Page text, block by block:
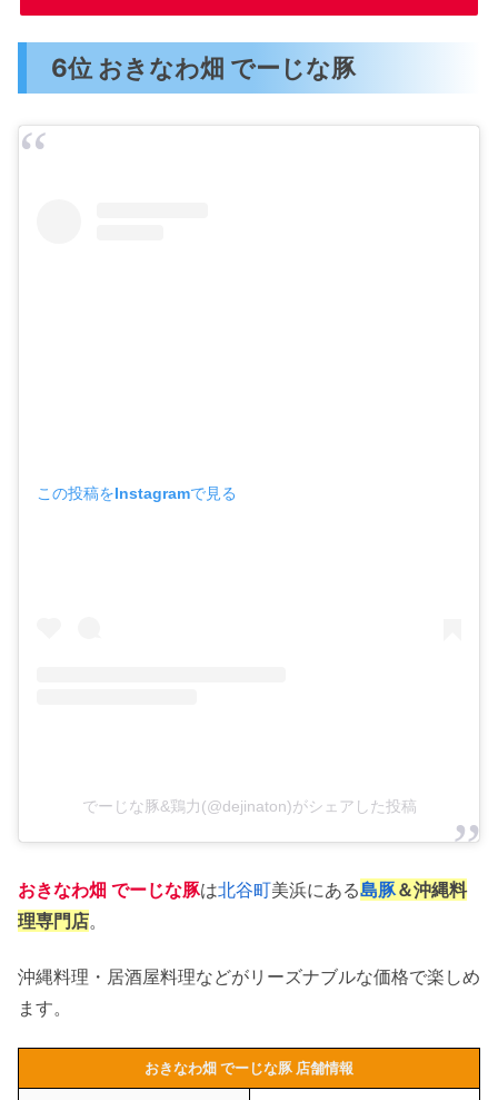
6位 おきなわ畑 でーじな豚
この投稿をInstagramで見る
でーじな豚&鶏力(@dejinaton)がシェアした投稿
おきなわ畑 でーじな豚は北谷町美浜にある島豚＆沖縄料
理専門店。
沖縄料理・居酒屋料理などがリーズナブルな価格で楽しめ
ます。
おきなわ畑 でーじな豚 店舗情報